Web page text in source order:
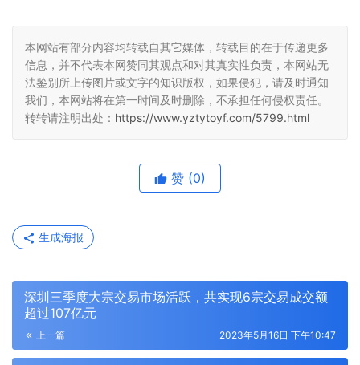
本网站有部分内容均转载自其它媒体，转载目的在于传递更多
信息，并不代表本网赞同其观点和对其真实性负责，本网站无
法鉴别所上传图片或文字的知识版权，如果侵犯，请及时通知
我们，本网站将在第一时间及时删除，不承担任何侵权责任。
转转请注明出处： https://www.yztytoyf.com/5799.html
赞 (0)
生成海报
深圳三季度大宗交易市场活跃，共实现6宗交易成交额
超过107亿元
上一篇 2023年5月16日 下午10:47